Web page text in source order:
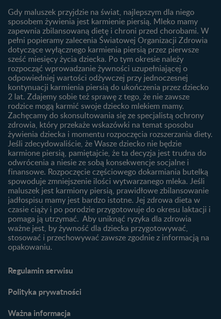
Produkty
Wyszukiwarka produktów
Nasze marki
Jak zaplanować płeć
dziecka?
Jak rozpoznać dni płodne?
Badania przed ciążą
Planowanie urlopu
macierzyńskiego
1. trymestr ciąży
2. trymestr ciąży
3. trymestr ciąży
Rozwój dziecka
Kalendarz rozwoju dziecka
Skoki rozwojowe
Ząbkowanie u niemowląt
Żywienie dziecka
10 sposobów jak poprawić
laktację
Jakie mleko następne
wybrać dla dziecka?
Jak rozszerzać dietę
niemowlaka?
Przydatne materiały dla
rodziców
Poradniki dla rodziców
Karty do zdjęć dla
Maluszka
Materiały do pobrania
Narzędzia dla rodziców
praktyczne wskazówki
Gdy maluszek przyjdzie na świat, najlepszym dla niego
sposobem żywienia jest karmienie piersią. Mleko mamy
zapewnia zbilansowaną dietę i chroni przed chorobami. W
pełni popieramy zalecenia Światowej Organizacji Zdrowia
dotyczące wyłącznego karmienia piersią przez pierwsze
sześć miesięcy życia dziecka. Po tym okresie należy
rozpocząć wprowadzanie żywności uzupełniającej o
odpowiedniej wartości odżywczej przy jednoczesnej
kontynuacji karmienia piersią do ukończenia przez dziecko
2 lat. Zdajemy sobie też sprawę z tego, że nie zawsze
rodzice mogą karmić swoje dziecko mlekiem mamy.
Zachęcamy do skonsultowania się ze specjalistą ochrony
zdrowia, który przekaże wskazówki na temat sposobu
żywienia dziecka i momentu rozpoczęcia rozszerzania diety.
Jeśli zdecydowaliście, że Wasze dziecko nie będzie
karmione piersią, pamiętajcie, że ta decyzja jest trudna do
odwrócenia a niesie ze sobą konsekwencje socjalne i
finansowe. Rozpoczęcie częściowego dokarmiania butelką
spowoduje zmniejszenie ilości wytwarzanego mleka. Jeśli
maluszek jest karmiony piersią, prawidłowe zbilansowanie
jadłospisu mamy jest bardzo istotne. Jej zdrowa dieta w
czasie ciąży i po porodzie przygotowuje do okresu laktacji i
pomaga ją utrzymać. Aby uniknąć ryzyka dla zdrowia
ważne jest, by żywność dla dziecka przygotowywać,
stosować i przechowywać zawsze zgodnie z informacją na
opakowaniu.
Regulamin serwisu
Polityka prywatności
Ważna informacja